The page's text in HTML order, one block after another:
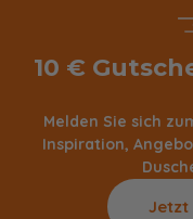
10 €
Melden Sie sich
Inspiration,
Jetzt